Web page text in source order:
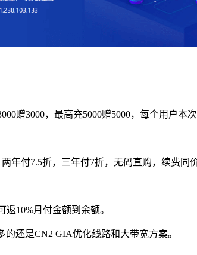
赠3000，最高充5000赠5000，每个用户
年付7.5折，三年付7折，无码直购，续费同价
10%月付金额到余额。
还是CN2 GIA优化线路和大带宽方案。